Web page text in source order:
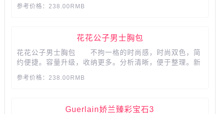
参考价格：238.00RMB
花花公子男士胸包
花花公子男士胸包 不拘一格的时尚感，时尚双色，简
约便捷。容量升级，收纳更多。分析清晰，便于整理。新
袋，轻松出行。前幅暗扣设计，扣合更贴心。...
参考价格：238.00RMB
Guerlain娇兰臻彩宝石3